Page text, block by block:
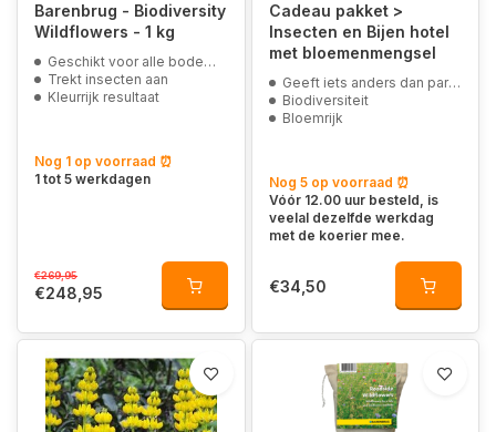
Barenbrug - Biodiversity
Wildflowers - 1 kg
Geschikt voor alle bodemsoorten
Trekt insecten aan
Kleurrijk resultaat
Nog 1 op voorraad ⏰
1 tot 5 werkdagen
€269,95
€248,95
Cadeau pakket >
Insecten en Bijen hotel
met bloemenmengsel
Geeft iets anders dan parfum
Biodiversiteit
Bloemrijk
Nog 5 op voorraad ⏰
Vóór 12.00 uur besteld, is
veelal dezelfde werkdag
met de koerier mee.
€34,50